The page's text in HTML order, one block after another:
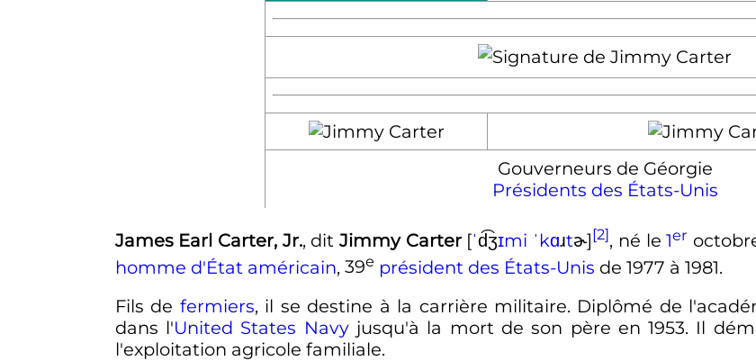
Gouverneurs de Géorgie
Présidents des États-Unis
James Earl Carter, Jr., ditJimmy Carter [ˈd͡ʒɪmi ˈ kɑɹtɚ][2], né le1er
homme d'État américain, 39e président des États-Unis de 1977 à 1981.
Fils de fermiers, il se destine à la carrière militaire. Diplômé de
dans l'United States Navyjusqu'à la mort de son père en 1953. Il
l'exploitation agricole familiale.